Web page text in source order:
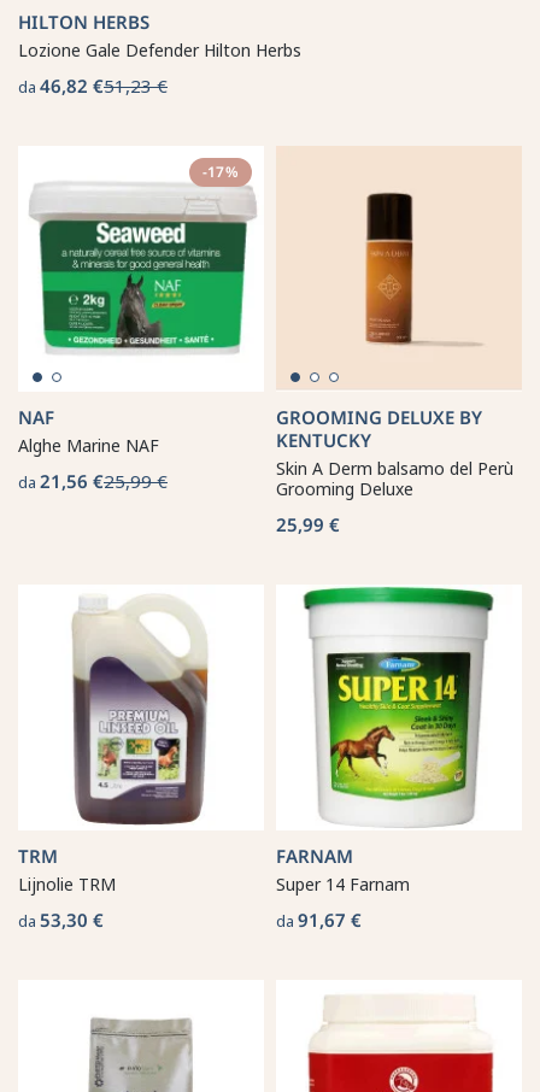
HILTON HERBS
Lozione Gale Defender Hilton Herbs
da 46,82 €51,23 €
-17%
NAF
Alghe Marine NAF
da 21,56 €25,99 €
GROOMING DELUXE BY
KENTUCKY
Skin A Derm balsamo del Perù
Grooming Deluxe
25,99 €
TRM
Lijnolie TRM
da 53,30 €
FARNAM
Super 14 Farnam
da 91,67 €